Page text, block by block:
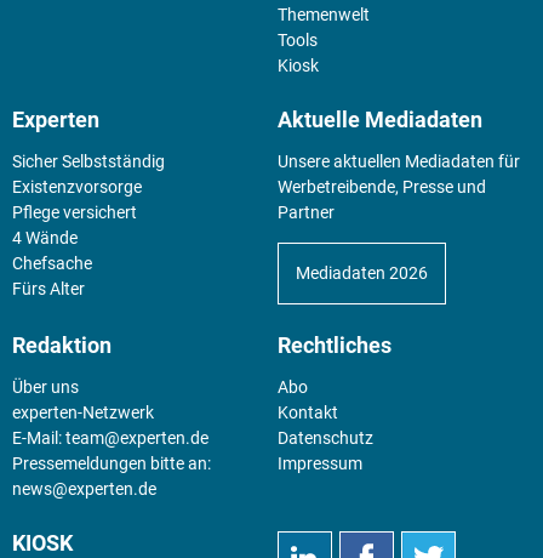
Themenwelt
Tools
Kiosk
Experten
Sicher Selbstständig
Existenz­vorsorge
Pflege versichert
4 Wände
Chefsache
Fürs Alter
Aktuelle Mediadaten
Unsere aktuellen Mediadaten für
Werbetreibende, Presse und
Partner
Mediadaten 2026
Redaktion
Über uns
experten-Netzwerk
E-Mail:team@experten.de
Pressemeldungen bitte an:
news@experten.de
Rechtliches
Abo
Kontakt
Datenschutz
Impressum
KIOSK